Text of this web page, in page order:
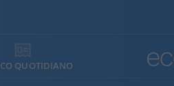
QUOTIDIANO